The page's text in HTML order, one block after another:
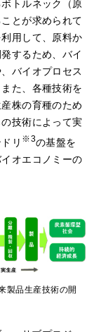
トルネック（原
とが求められて
用して、原料か
するため、バイ
バイオプロセス
た、各種技術を
株の育種のため
技術によって実
リ ※3の基盤を
オエコノミーの
製品生産技術の開